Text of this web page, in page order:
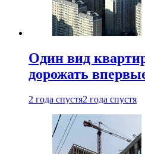
Один вид
дорожать
2 года спустя2 года спустя